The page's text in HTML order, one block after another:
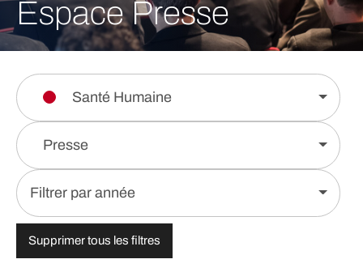
Espace Presse
Santé Humaine
Presse
Filtrer par année
Supprimer tous les filtres